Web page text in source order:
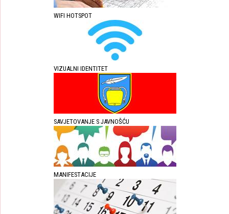
WIFI HOTSPOT
VIZUALNI IDENTITET
SAVJETOVANJE S JAVNOŠĆU
MANIFESTACIJE